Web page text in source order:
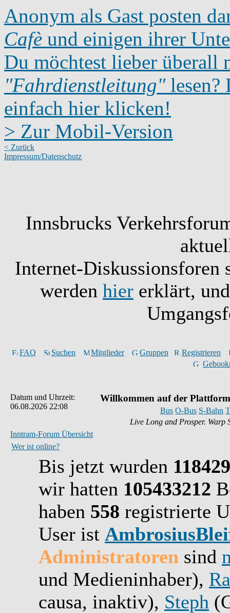
Anonym als Gast posten
Cafè und einigen ihrer
Du möchtest lieber überall
"Fahrdienstleitung"lesen?
einfach hier klicken!
> Zur Mobil-Version
< Zurück
Impressum/Datenschutz
Innsbrucks
Internet-Diskussionsforen
werden hier erklärt,
FAQ Suchen Mitglieder Gruppen
Registrieren
Datum und Uhrzeit:
06.08.2026 22:08
Inntram-Forum Übersicht
Willkommen auf der
Bus O-Bus S-Bahn
Live Long and Prosper. Warp
Wer ist online?
Bis jetzt wurden 118429
wir hatten 105433212
haben 558 registrierte
User ist
Administratoren sind
und Medieninhaber),
causa, inaktiv), Steph